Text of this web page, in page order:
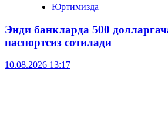
Юртимизда
Энди банкларда 500
паспортсиз сотилади
10.08.2026 13:17